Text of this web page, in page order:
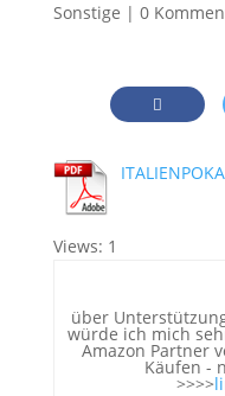
Sonstige | 0
Views: 1
über
würde ich mich
Amazon Partner
Käufen -
>>>>